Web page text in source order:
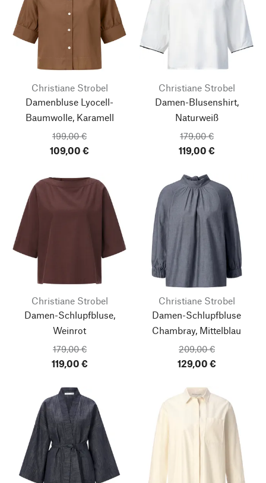
Christiane Strobel
Damenbluse Lyocell-
Baumwolle, Karamell
199,00 €
109,00 €
Christiane Strobel
Damen-Blusenshirt,
Naturweiß
179,00 €
119,00 €
Christiane Strobel
Damen-Schlupfbluse,
Weinrot
179,00 €
119,00 €
Christiane Strobel
Damen-Schlupfbluse
Chambray, Mittelblau
209,00 €
129,00 €